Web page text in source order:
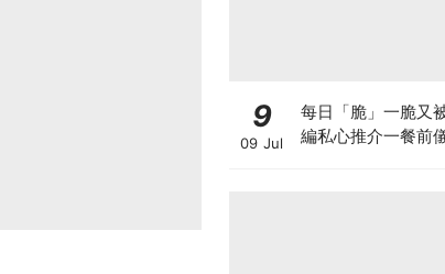
9
09 Jul
每日「脆」一脆又
編私心推介一餐前